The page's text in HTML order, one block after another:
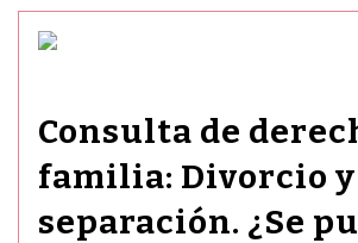
Consulta de
familia: Divorcio y
separación. ¿Se